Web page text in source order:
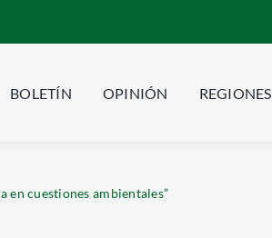
BOLETÍN OPINIÓN REGIONES
en cuestiones ambientales”